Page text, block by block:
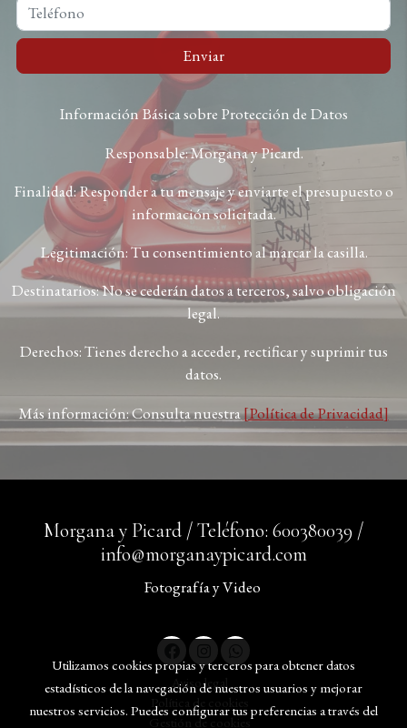
Enviar
Información Básica sobre Protección de Datos
Responsable: Morgana y Picard.
Finalidad: Responder a tu mensaje y enviarte el presupuesto o
información solicitada.
Legitimación: Tu consentimiento al marcar la casilla.
Destinatarios: No se cederán datos a terceros, salvo obligación
legal.
Derechos: Tienes derecho a acceder, rectificar y suprimir tus
datos.
Más información: Consulta nuestra[Política de Privacidad]
Morgana y Picard / Teléfono: 600380039 /
info@morganaypicard.com
Fotografía y Video
Aviso legal
Política de cookies
Gestión de cookies
Utilizamos cookies propias y terceros para obtener datos
estadísticos de la navegación de nuestros usuarios y mejorar
nuestros servicios. Puedes configurar tus preferencias a través del